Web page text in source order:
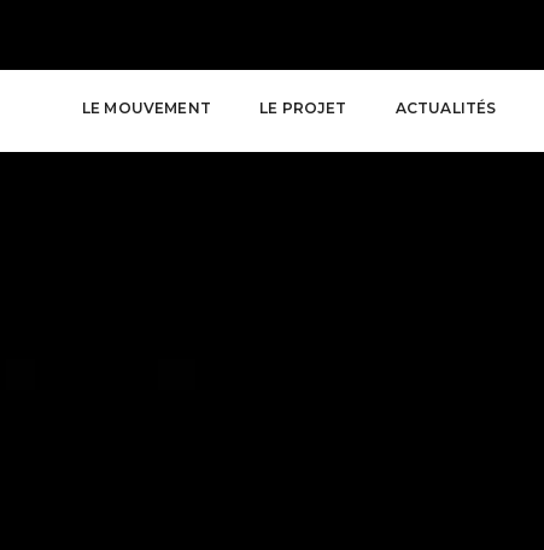
LE MOUVEMENT LE PROJET ACTUALITÉS